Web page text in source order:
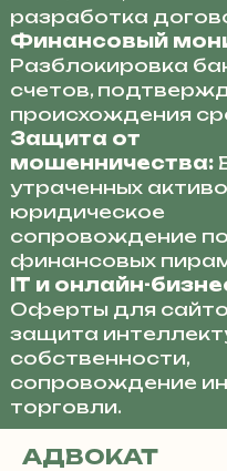
разработка
Финансовый
Разблокировка
счетов,
происхождения
Защита от
мошенничества:
утраченных
юридическое
сопровождение
финансовых
IT и онлайн-
Оферты для
защита
собственности,
сопровождение
торговли.
АДВОКАТ